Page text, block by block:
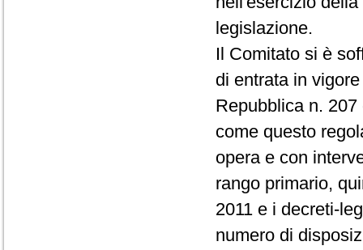
legislazione.
Il Comitato si è
di entrata in
Repubblica n.
come questo
opera e con
rango primario,
2011 e i decreti-
numero di